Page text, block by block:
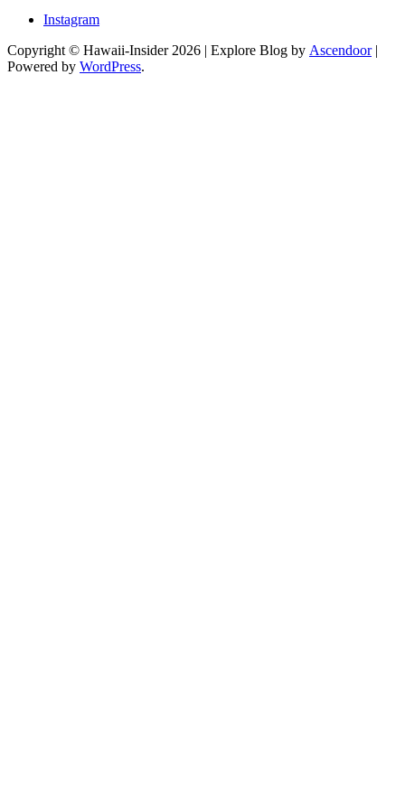
Instagram
Copyright © Hawaii-Insider 2026 | Explore Blog by Ascendoor|
Powered by WordPress.